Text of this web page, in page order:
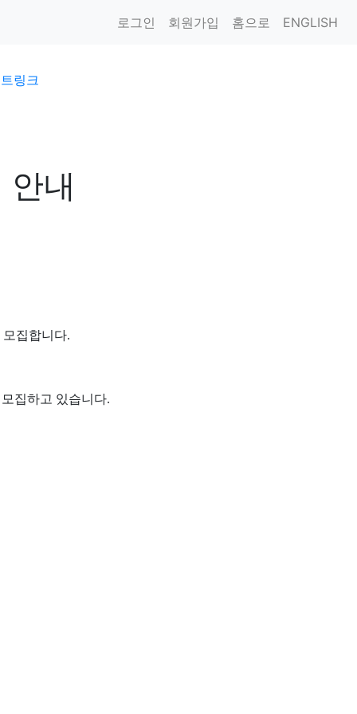
로그인 회원가입 홈으로 ENGLISH
링크
내
모집합니다.
모집하고 있습니다.